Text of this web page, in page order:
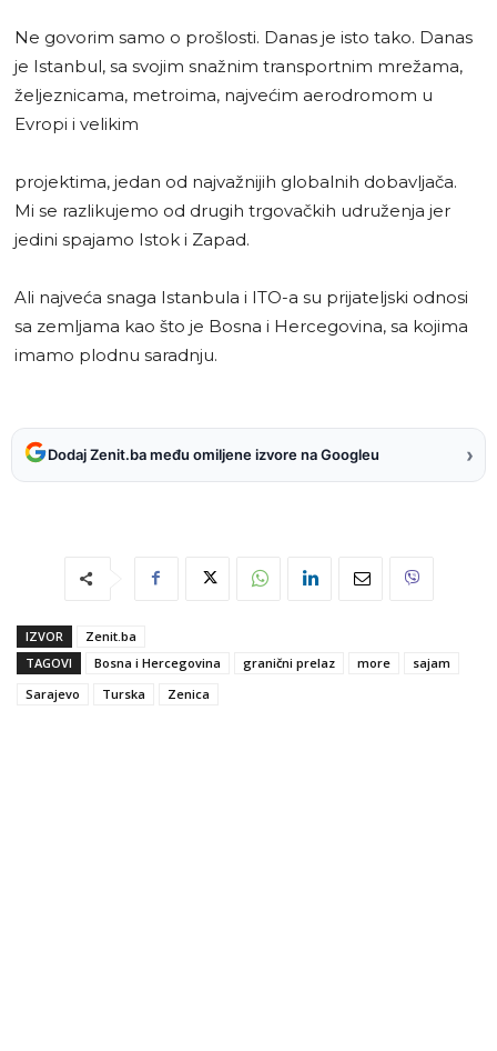
Ne govorim samo o prošlosti. Danas je isto tako. Danas
je Istanbul, sa svojim snažnim transportnim mrežama,
željeznicama, metroima, najvećim aerodromom u
Evropi i velikim
projektima, jedan od najvažnijih globalnih dobavljača.
Mi se razlikujemo od drugih trgovačkih udruženja jer
jedini spajamo Istok i Zapad.
Ali najveća snaga Istanbula i ITO-a su prijateljski odnosi
sa zemljama kao što je Bosna i Hercegovina, sa kojima
imamo plodnu saradnju.
Dodaj Zenit.ba među omiljene izvore na Googleu ›
IZVOR
Zenit.ba
TAGOVI
Bosna i Hercegovina granični prelaz more
sajam
Sarajevo
Turska Zenica